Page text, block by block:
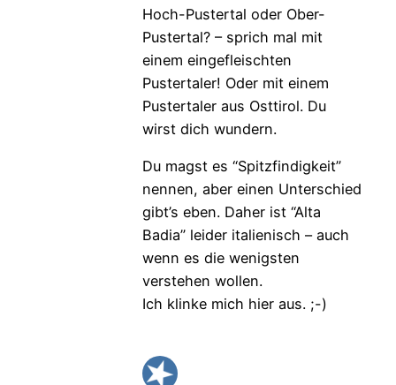
Hoch-Pustertal oder Ober-
Pustertal? – sprich mal mit
einem eingefleischten
Pustertaler! Oder mit einem
Pustertaler aus Osttirol. Du
wirst dich wundern.
Du magst es “Spitzfindigkeit”
nennen, aber einen Unterschied
gibt’s eben. Daher ist “Alta
Badia” leider italienisch – auch
wenn es die wenigsten
verstehen wollen.
Ich klinke mich hier aus. ;-)